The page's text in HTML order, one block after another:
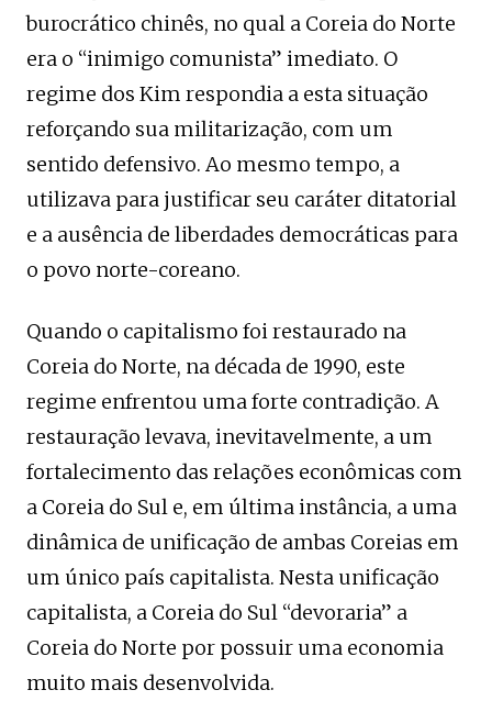
burocrático chinês, no qual a Coreia do Norte
era o “inimigo comunista” imediato. O
regime dos Kim respondia a esta situação
reforçando sua militarização, com um
sentido defensivo. Ao mesmo tempo, a
utilizava para justificar seu caráter ditatorial
e a ausência de liberdades democráticas para
o povo norte-coreano.
Quando o capitalismo foi restaurado na
Coreia do Norte, na década de 1990, este
regime enfrentou uma forte contradição. A
restauração levava, inevitavelmente, a um
fortalecimento das relações econômicas com
a Coreia do Sul e, em última instância, a uma
dinâmica de unificação de ambas Coreias em
um único país capitalista. Nesta unificação
capitalista, a Coreia do Sul “devoraria” a
Coreia do Norte por possuir uma economia
muito mais desenvolvida.